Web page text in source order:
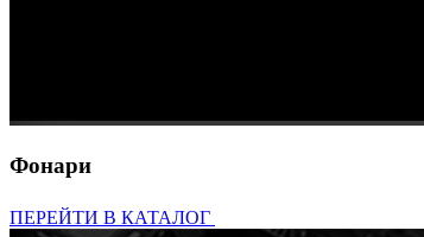
Фонари
ПЕРЕЙТИ В КАТАЛОГ